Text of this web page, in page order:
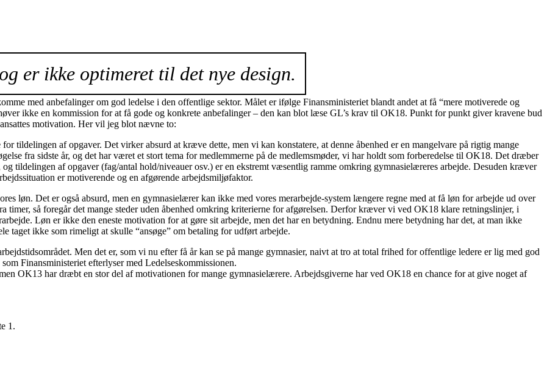
er ikke optimeret til det nye design.
med anbefalinger om god ledelse i den offentlige sektor. Målet er ifølge Finansministeriet blandt andet at få “mere motiverede og
ikke en kommission for at få gode og konkrete anbefalinger – den kan blot læse GL’s krav til OK18. Punkt for punkt giver kravene bud
motivation. Her vil jeg blot nævne to:
tildelingen af opgaver. Det virker absurd at kræve dette, men vi kan konstatere, at denne åbenhed er en mangelvare på rigtig mange
fra sidste år, og det har været et stort tema for medlemmerne på de medlemsmøder, vi har holdt som forberedelse til OK18. Det dræber
tildelingen af opgaver (fag/antal hold/niveauer osv.) er en ekstremt væsentlig ramme omkring gymnasielæreres arbejde. Desuden kræver
er motiverende og en afgørende arbejdsmiljøfaktor.
løn. Det er også absurd, men en gymnasielærer kan ikke med vores merarbejde-system længere regne med at få løn for arbejde ud over
så foregår det mange steder uden åbenhed omkring kriterierne for afgørelsen. Derfor kræver vi ved OK18 klare retningslinjer, i
Løn er ikke den eneste motivation for at gøre sit arbejde, men det har en betydning. Endnu mere betydning har det, at man ikke
taget ikke som rimeligt at skulle “ansøge” om betaling for udført arbejde.
Men det er, som vi nu efter få år kan se på mange gymnasier, naivt at tro at total frihed for offentlige ledere er lig med god
Finansministeriet efterlyser med Ledelseskommissionen.
OK13 har dræbt en stor del af motivationen for mange gymnasielærere. Arbejdsgiverne har ved OK18 en chance for at give noget af
1.